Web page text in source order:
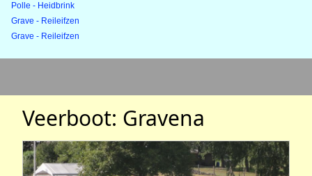
Polle - Heidbrink
Grave - Reileifzen
Grave - Reileifzen
Veerboot: Gravena